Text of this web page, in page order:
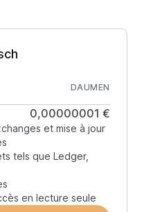
DAUMEN
0,00000001 €
et mise à jour
tels que Ledger,
en lecture seule